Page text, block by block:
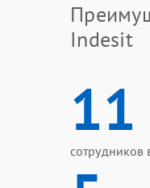
Indesit
11
сотрудников